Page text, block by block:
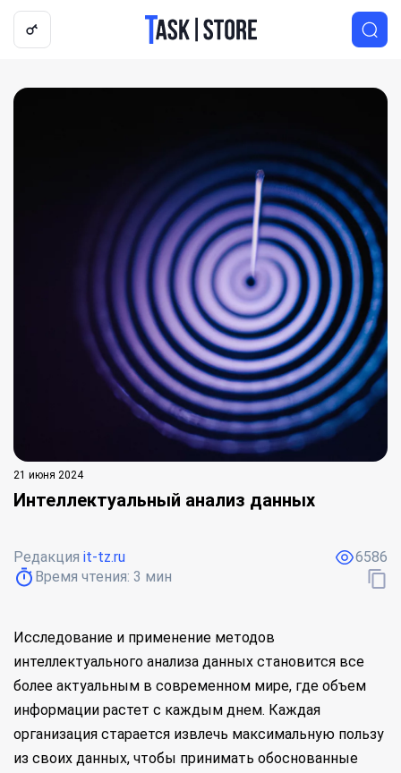
Логотип
21 июня 2024
Интеллектуальный анализ данных
Редакция it-tz.ru
Время чтения: 3 мин
6586
Исследование и применение методов
интеллектуального анализа данных становится все
более актуальным в современном мире, где объем
информации растет с каждым днем. Каждая
организация старается извлечь максимальную пользу
из своих данных, чтобы принимать обоснованные